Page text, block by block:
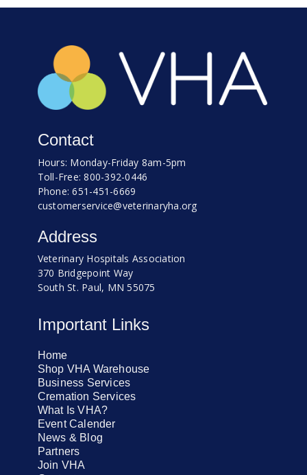
Contact
Hours: Monday-Friday 8am-5pm
Toll-Free: 800-392-0446
Phone: 651-451-6669
customerservice@veterinaryha.org
Address
Veterinary Hospitals Association
370 Bridgepoint Way
South St. Paul, MN 55075
Important Links
Home
Shop VHA Warehouse
Business Services
Cremation Services
What Is VHA?
Event Calender
News & Blog
Partners
Join VHA